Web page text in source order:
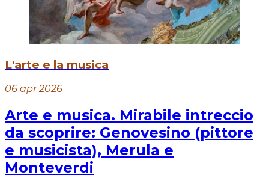
L'arte e la musica
06 apr 2026
Arte e musica. Mirabile intreccio
da scoprire: Genovesino (pittore
e musicista), Merula e
Monteverdi